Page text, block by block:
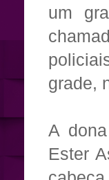
um
grade,
A
Ester